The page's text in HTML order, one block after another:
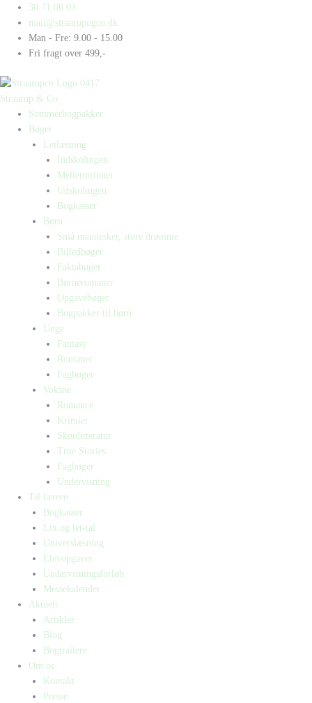
indholdet
30 71 00 03
mail@straarupogco.dk
Man - Fre: 9.00 - 15.00
Fri fragt over 499,-
Straarup & Co
Sommerbogpakker
Bøger
Letlæsning
Indskolingen
Mellemtrinnet
Udskolingen
Bogkasser
Børn
Små mennesker, store drømme
Billedbøger
Faktabøger
Børneromaner
Opgavebøger
Bogpakker til børn
Unge
Fantasy
Romaner
Fagbøger
Voksne
Romance
Krimier
Skønlitteratur
True Stories
Fagbøger
Undervisning
Til lærere
Bogkasser
Lix og let-tal
Universlæsning
Elevopgaver
Undervisningsforløb
Messekalender
Aktuelt
Artikler
Blog
Bogtrailere
Om os
Kontakt
Presse
Products
search
Products
search